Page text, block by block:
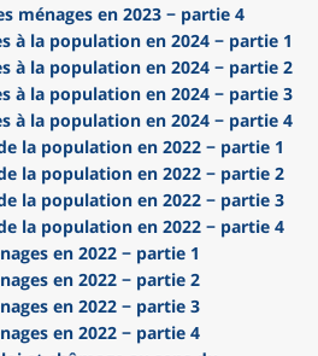
ménages en 2023 − partie 4
à la population en 2024 − partie 1
à la population en 2024 − partie 2
à la population en 2024 − partie 3
à la population en 2024 − partie 4
la population en 2022 − partie 1
la population en 2022 − partie 2
la population en 2022 − partie 3
la population en 2022 − partie 4
en 2022 − partie 1
en 2022 − partie 2
en 2022 − partie 3
en 2022 − partie 4